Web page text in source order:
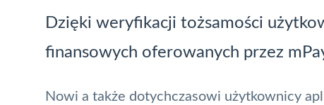
Dzięki weryfikacji tożsamości
finansowych oferowanych przez
Nowi a także dotychczasowi użytkownicy